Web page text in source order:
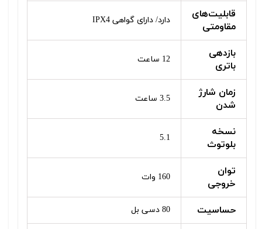
قابلیت‌های
مقاومتی
دارد/ دارای گواهی IPX4
بازدهی
باتری
12 ساعت
زمان شارژ
شدن
3.5 ساعت
نسخه
بلوتوث
5.1
توان
خروجی
160 وات
حساسیت 80 دسی بل